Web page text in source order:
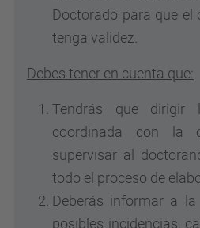
Doctorado para que el
tenga validez.
Debes tener en cuenta que:
Tendrás que
coordinada con la
supervisar al
todo el proceso de
Deberás informar a
posibles incidencias,